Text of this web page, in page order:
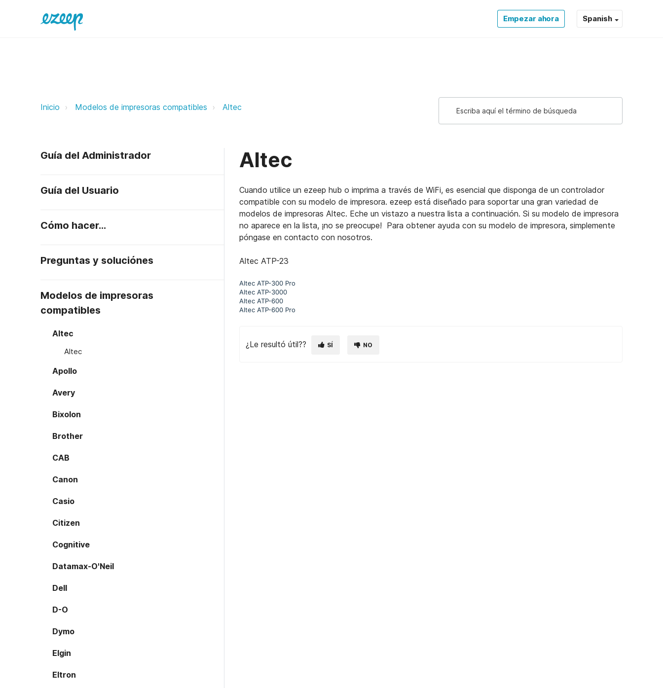
Empezar ahora Spanish
Altec ezeep Support Support
Inicio Modelos de impresoras compatibles Altec
Guía del Administrador
Guía del Usuario
Cómo hacer...
Preguntas y soluciónes
Modelos de impresoras
compatibles
Altec
Altec
Apollo
Avery
Bixolon
Brother
CAB
Canon
Casio
Citizen
Cognitive
Datamax-O'Neil
Dell
D-O
Dymo
Elgin
Eltron
Altec
Cuando utilice un ezeep hub o imprima a través de WiFi, es esencial que disponga de un controlador
compatible con su modelo de impresora. ezeep está diseñado para soportar una gran variedad de
modelos de impresoras Altec. Eche un vistazo a nuestra lista a continuación. Si su modelo de impresora
no aparece en la lista, ¡no se preocupe! Para obtener ayuda con su modelo de impresora, simplemente
póngase en contacto con nosotros.
Altec ATP-23
Altec ATP-300 Pro
Altec ATP-3000
Altec ATP-600
Altec ATP-600 Pro
¿Le resultó útil?? SÍ NO